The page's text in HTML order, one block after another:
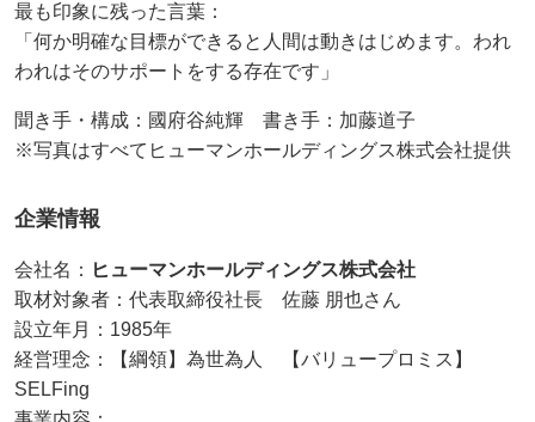
最も印象に残った言葉：
「何か明確な目標ができると人間は動きはじめます。われ
われはそのサポートをする存在です」
聞き手・構成：國府谷純輝 書き手：加藤道子
※写真はすべてヒューマンホールディングス株式会社提供
企業情報
会社名： ヒューマンホールディングス株式会社
取材対象者：代表取締役社長 佐藤 朋也さん
設立年月：1985年
経営理念：【綱領】為世為人 【バリュープロミス】
SELFing